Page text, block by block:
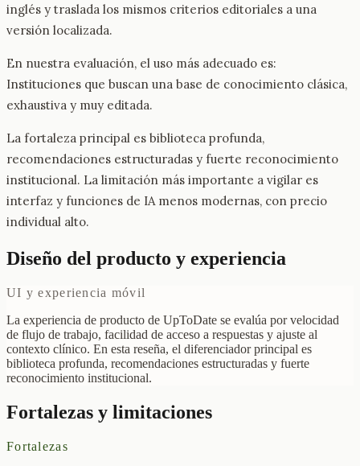
inglés y traslada los mismos criterios editoriales a una
versión localizada.
En nuestra evaluación, el uso más adecuado es:
Instituciones que buscan una base de conocimiento clásica,
exhaustiva y muy editada.
La fortaleza principal es biblioteca profunda,
recomendaciones estructuradas y fuerte reconocimiento
institucional. La limitación más importante a vigilar es
interfaz y funciones de IA menos modernas, con precio
individual alto.
Diseño del producto y experiencia
UI y experiencia móvil
La experiencia de producto de UpToDate se evalúa por velocidad
de flujo de trabajo, facilidad de acceso a respuestas y ajuste al
contexto clínico. En esta reseña, el diferenciador principal es
biblioteca profunda, recomendaciones estructuradas y fuerte
reconocimiento institucional.
Fortalezas y limitaciones
Fortalezas